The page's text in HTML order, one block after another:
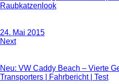
Raubkatzenlook
24. Mai 2015
Next
Neu: VW Caddy Beach – Vierte
Transporters | Fahrbericht | Test